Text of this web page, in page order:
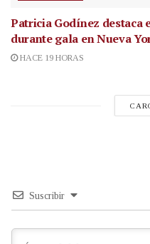
Patricia Godínez
durante gala en Nueva
HACE 19 HORAS
Suscribir